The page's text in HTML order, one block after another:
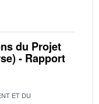
du Projet
- Rapport
ET DU